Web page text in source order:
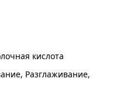
кислота
Разглаживание,